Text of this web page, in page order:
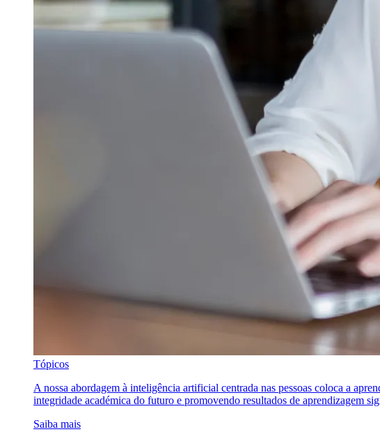
Tópicos
A nossa abordagem à inteligência artificial centrada nas pessoas coloca a
integridade académica do futuro e promovendo resultados de aprendizagem
Saiba mais